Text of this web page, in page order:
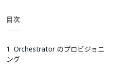
目次
1. Orchestrator のプロビジョニ
ング